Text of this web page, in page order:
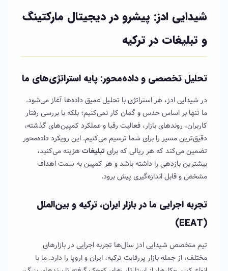
شیدایی ادز: پیشرو در دیجیتال مارکتینگ
و تبلیغات در ترکیه
تحلیل تخصصی و داده‌محور: پایه استراتژی‌های ما
در شیدایی ادز، هر استراتژی با تحلیل عمیق داده‌ها آغاز می‌شود.
ما تنها بر اساس حدس و گمان کار نمی‌کنیم؛ بلکه با بررسی رفتار
کاربران، روندهای بازار، فعالیت رقبا و عملکرد کمپین‌های گذشته،
دقیق‌ترین مسیر را برای شما ترسیم می‌کنیم. این رویکرد داده‌محور
تضمین می‌کند که هر ریالی که برایتبلیغات هزینه می‌کنید،
بیشترین بازدهی را داشته باشد و هر کمپین به سمت اهداف
مشخص و قابل اندازه‌گیری پیش برود.
تجربه اجرایی ما در بازار ایران، ترکیه و بین‌الملل
(EEAT)
تیم متخصص شیدایی ادز سال‌ها تجربه اجرایی در بازارهای
مختلف، از جمله بازار پررقابت ترکیه، ایران و اروپا را دارد. ما با